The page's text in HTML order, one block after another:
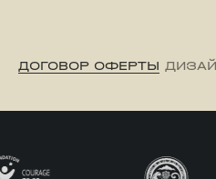
ДОГОВОР ОФЕРТЫ